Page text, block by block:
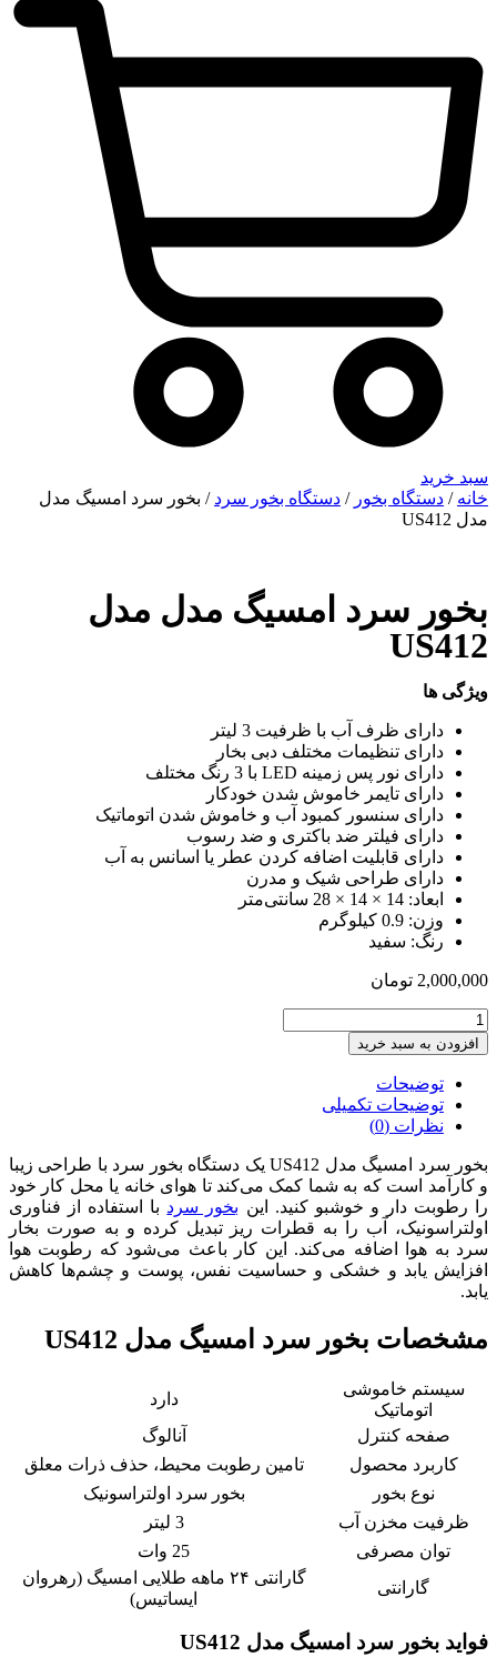
سبد خرید
خانه / دستگاه بخور / دستگاه بخور سرد / بخور سرد امسیگ مدل
مدل US412
بخور سرد امسیگ مدل مدل
US412
ویژگی ها
دارای ظرف آب با ظرفیت 3 لیتر
دارای تنظیمات مختلف دبی بخار
دارای نور پس زمینه LED با 3 رنگ مختلف
دارای تایمر خاموش شدن خودکار
دارای سنسور کمبود آب و خاموش شدن اتوماتیک
دارای فیلتر ضد باکتری و ضد رسوب
دارای قابلیت اضافه کردن عطر یا اسانس به آب
دارای طراحی شیک و مدرن
ابعاد: 14 × 14 × 28 سانتی‌متر
وزن: 0.9 کیلوگرم
رنگ: سفید
2,000,000 تومان
بخور
سرد
امسیگ
مدل
مدل
US412
افزودن به سبد خرید
توضیحات
توضیحات تکمیلی
نظرات (0)
بخور سرد امسیگ مدل US412 یک دستگاه بخور سرد با طراحی زیبا
و کارآمد است که به شما کمک می‌کند تا هوای خانه یا محل کار خود
را رطوبت دار و خوشبو کنید. این بخور سرد با استفاده از فناوری
اولتراسونیک، آب را به قطرات ریز تبدیل کرده و به صورت بخار
سرد به هوا اضافه می‌کند. این کار باعث می‌شود که رطوبت هوا
افزایش یابد و خشکی و حساسیت نفس، پوست و چشم‌ها کاهش
یابد.
مشخصات بخور سرد امسیگ مدل US412
سیستم خاموشی
اتوماتیک
دارد
صفحه کنترل
آنالوگ
کاربرد محصول
تامین رطوبت محیط، حذف ذرات معلق
نوع بخور
بخور سرد اولتراسونیک
ظرفیت مخزن آب
3 لیتر
توان مصرفی
25 وات
گارانتی
گارانتی ۲۴ ماهه طلایی امسیگ (رهروان
ایساتیس)
فواید بخور سرد امسیگ مدل US412